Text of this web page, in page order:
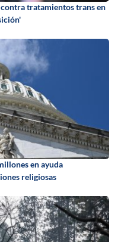
tratamientos trans en
en ayuda
religiosas